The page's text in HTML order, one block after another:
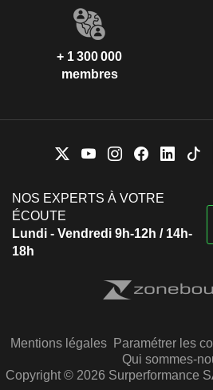
+ 1 300 000
membres
NOS EXPERTS À VOTRE
ÉCOUTE
Lundi - Vendredi 9h-12h / 14h-
18h
Mentions légales Paramétrer les
Qui sommes-
Copyright © 2026 Surperformance